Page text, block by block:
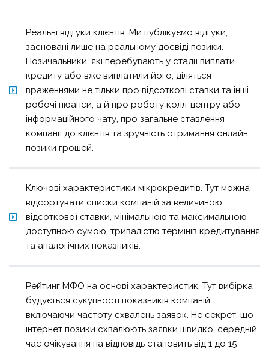
Реальні відгуки клієнтів. Ми публікуємо відгуки,
засновані лише на реальному досвіді позики.
Позичальники, які перебувають у стадії виплати
кредиту або вже виплатили його, діляться
враженнями не тільки про відсоткові ставки та інші
робочі нюанси, а й про роботу колл-центру або
інформаційного чату, про загальне ставлення
компанії до клієнтів та зручність отримання онлайн
позики грошей.
Ключові характеристики мікрокредитів. Тут можна
відсортувати списки компаній за величиною
відсоткової ставки, мінімальною та максимальною
доступною сумою, тривалістю термінів кредитування
та аналогічних показників.
Рейтинг МФО на основі характеристик. Тут вибірка
будується сукупності показників компаній,
включаючи частоту схвалень заявок. Не секрет, що
інтернет позики схвалюють заявки швидко, середній
час очікування на відповідь становить від 1 до 15